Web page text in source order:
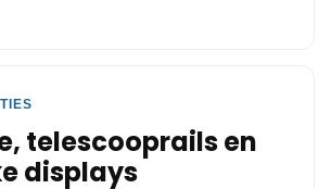
telescooprails en
displays